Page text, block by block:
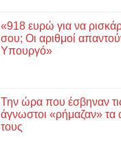
«918 ευρώ για να
σου; Οι αριθμοί
Υπουργό»
Την ώρα που έσβηναν
άγνωστοι «ρήμαζαν» τα
τους